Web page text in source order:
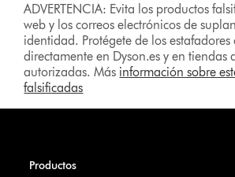
ADVERTENCIA: Evita los productos
web y los correos electrónicos de
identidad. Protégete de los
directamente en Dyson.es y en tiendas
autorizadas. Más información sobre
falsificadas
Productos